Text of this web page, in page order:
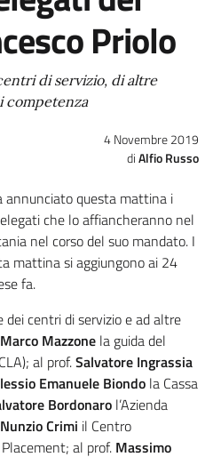
Priolo
di servizio, di altre
competenza
4 Novembre 2019
Alfio Russo
annunciato questa mattina i
che lo affiancheranno nel
nel corso del suo mandato. I
mattina si aggiungono ai 24
fa.
dei centri di servizio e ad altre
Marco Mazzone la guida del
al prof.Salvatore Ingrassia
Emanuele Biondo la Cassa
Bordonaro l’Azienda
Nunzio Crimi il Centro
al prof. Massimo